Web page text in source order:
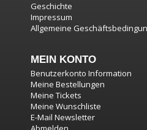
Geschichte
Impressum
Allgemeine
MEIN KONTO
Benutzerkonto Information
Meine Bestellungen
Meine Tickets
Meine Wunschliste
E-Mail Newsletter